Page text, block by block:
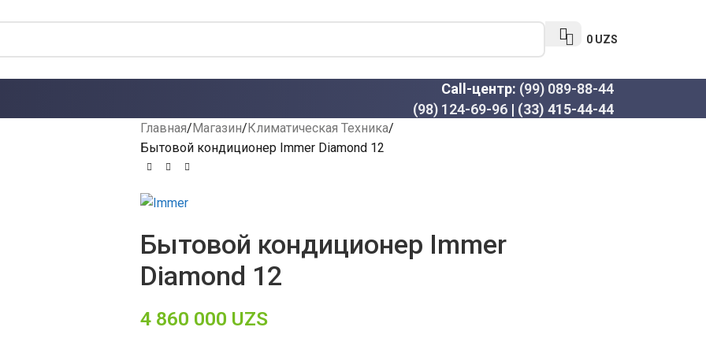
0 UZS
Call-центр: (99) 089-88-44
(98) 124-69-96 | (33) 415-44-44
Главная Магазин Климатическая Техника
Бытовой кондиционер Immer Diamond 12
Бытовой кондиционер Immer
Diamond 12
4 860 000 UZS